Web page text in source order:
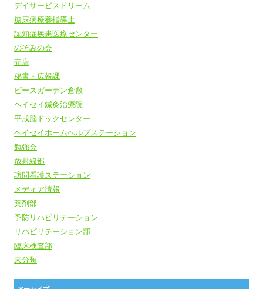
デイサービスドリーム
糖尿病療養指導士
認知症疾患医療センター
のぞみの会
売店
秘書・広報課
ピースガーデン倉敷
ヘイセイ鍼灸治療院
平成脳ドックセンター
ヘイセイホームヘルプステーション
勉強会
放射線部
訪問看護ステーション
メディア情報
薬剤部
予防リハビリテーション
リハビリテーション部
臨床検査部
未分類